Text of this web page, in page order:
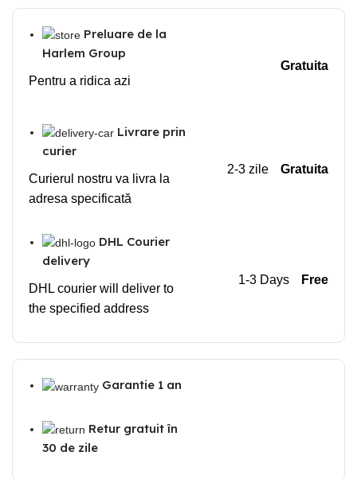
Preluare de la
Harlem Group
Pentru a ridica azi
Gratuita
Livrare prin
curier
Curierul nostru va livra la
adresa specificată
2-3 zile Gratuita
DHL Courier
delivery
DHL courier will deliver to
the specified address
1-3 Days Free
Garantie 1 an
Retur gratuit în
30 de zile